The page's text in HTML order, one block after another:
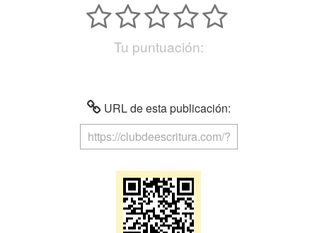
Tu puntuación:
URL de esta publicación: